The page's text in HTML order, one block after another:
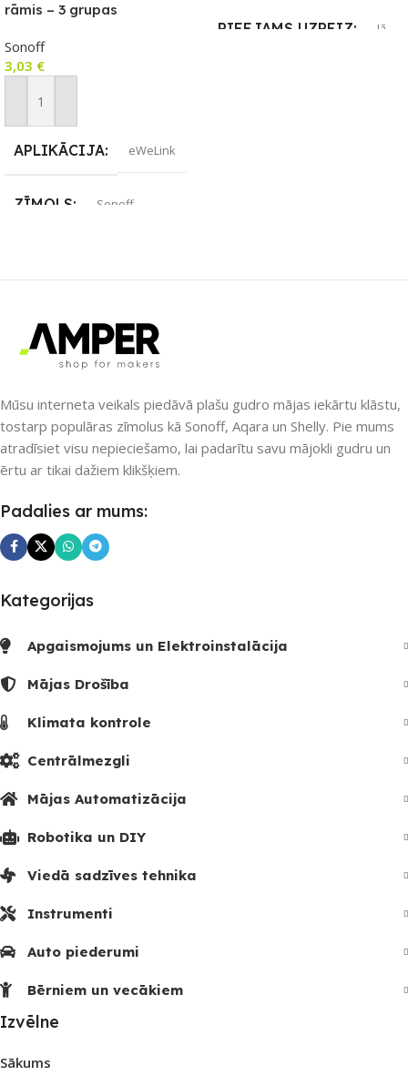
rāmis – 3 grupas
Sonoff
3,03 €
Pievienot Grozam
APLIKĀCIJA eWeLink
ZĪMOLS Sonoff
SKAITS
PIEEJAMS UZREIZ Jā
Mūsu interneta veikals piedāvā plašu gudro mājas iekārtu klāstu,
tostarp populāras zīmolus kā Sonoff, Aqara un Shelly. Pie mums
atradīsiet visu nepieciešamo, lai padarītu savu mājokli gudru un
ērtu ar tikai dažiem klikšķiem.
Padalies ar mums:
Kategorijas
Apgaismojums un Elektroinstalācija
Mājas Drošība
Klimata kontrole
Centrālmezgli
Mājas Automatizācija
Robotika un DIY
Viedā sadzīves tehnika
Instrumenti
Auto piederumi
Bērniem un vecākiem
Izvēlne
Sākums